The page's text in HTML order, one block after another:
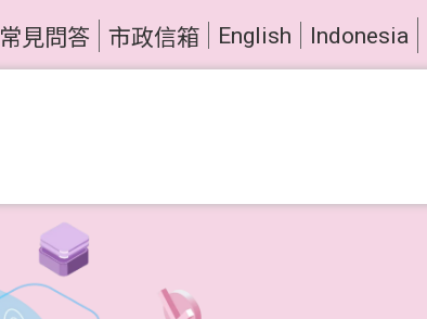
常見問答 市政信箱 English Indonesia